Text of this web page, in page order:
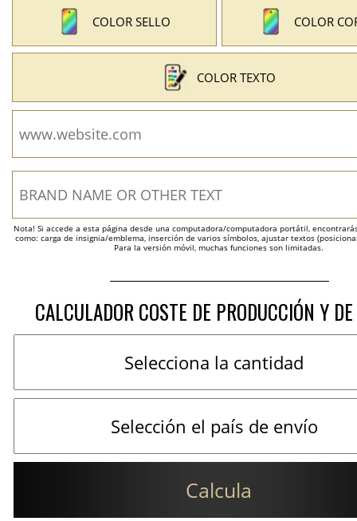
COLOR SELLO COLOR
COLOR TEXTO
Nota! Si accede a esta página desde una computadora/computadora portátil,
como: carga de insignia/emblema, inserción de varios símbolos, ajustar textos
Para la versión móvil, muchas funciones son limitadas.
CALCULADOR COSTE DE PRODUCCIÓN Y
Calcula